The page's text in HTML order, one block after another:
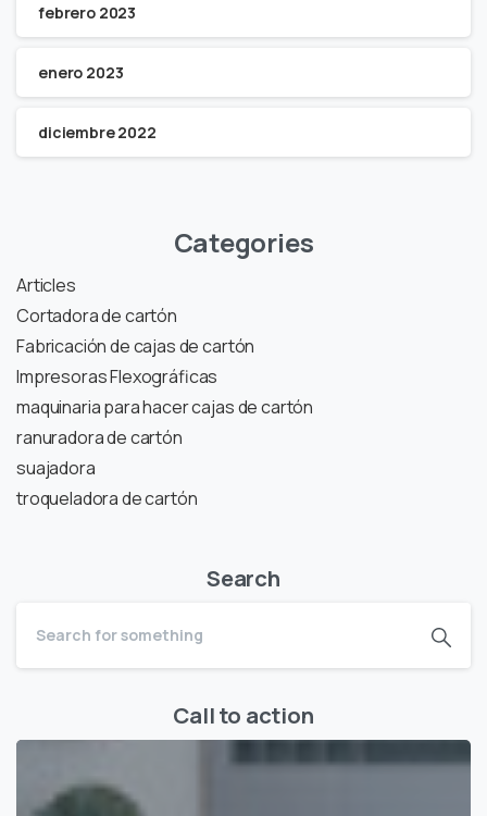
febrero 2023
enero 2023
diciembre 2022
Categories
Articles
Cortadora de cartón
Fabricación de cajas de cartón
Impresoras Flexográficas
maquinaria para hacer cajas de cartón
ranuradora de cartón
suajadora
troqueladora de cartón
Search
Call to action